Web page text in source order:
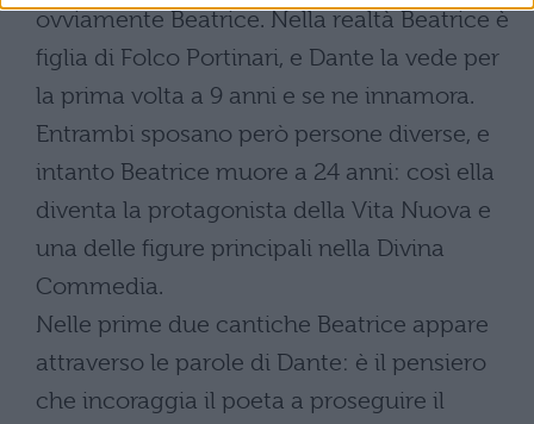
ovviamente Beatrice. Nella realtà Beatrice è
figlia di Folco Portinari, e Dante la vede per
la prima volta a 9 anni e se ne innamora.
Entrambi sposano però persone diverse, e
intanto Beatrice muore a 24 anni: così ella
diventa la protagonista della Vita Nuova e
una delle figure principali nella Divina
Commedia.
Nelle prime due cantiche Beatrice appare
attraverso le parole di Dante: è il pensiero
che incoraggia il poeta a proseguire il